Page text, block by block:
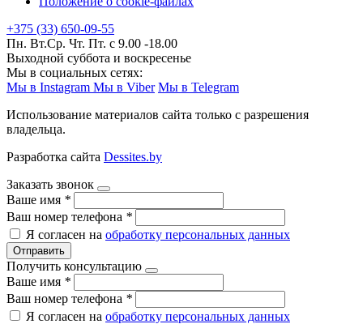
+375 (33) 650-09-55
Пн. Вт.Ср. Чт. Пт. с 9.00 -18.00
Выходной суббота и воскресенье
Мы в социальных сетях:
Мы в Instagram Мы в Viber Мы в Telegram
Использование материалов сайта только с разрешения
владельца.
Разработка сайта Dessites.by
Заказать звонок
Ваше имя *
Ваш номер телефона *
Я согласен на обработку персональных данных
Отправить
Получить консультацию
Ваше имя *
Ваш номер телефона *
Я согласен на обработку персональных данных